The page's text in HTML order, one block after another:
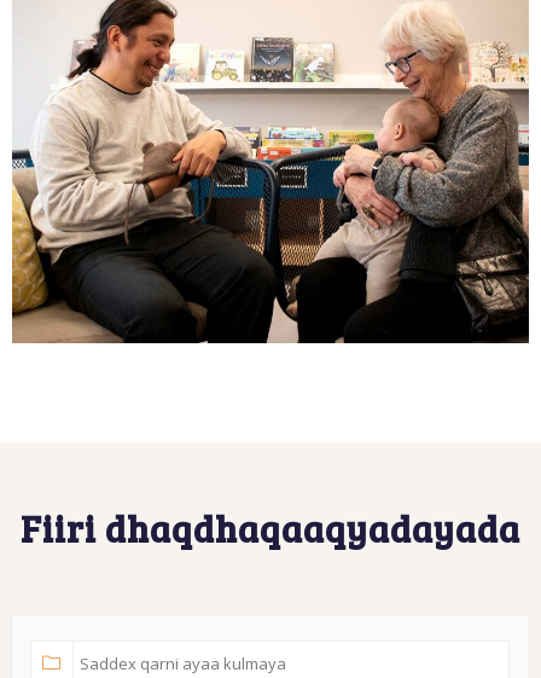
Fiiri dhaqdhaqaaqyadayada